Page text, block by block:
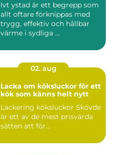
Ivt ystad är ett begrepp som
allt oftare förknippas med
trygg, effektiv och hållbar
värme i sydliga ...
02. aug
Lacka om köksluckor för ett
kök som känns helt nytt
Lackering köksluckor Skövde
är ett av de mest prisvärda
sätten att för...